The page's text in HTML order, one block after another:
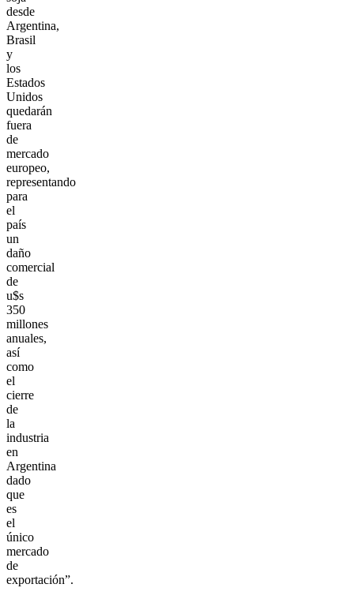
desde
Argentina,
Brasil
y
los
Estados
Unidos
quedarán
fuera
de
mercado
europeo,
representando
para
el
país
un
daño
comercial
de
u$s
350
millones
anuales,
así
como
el
cierre
de
la
industria
en
Argentina
dado
que
es
el
único
mercado
de
exportación”.